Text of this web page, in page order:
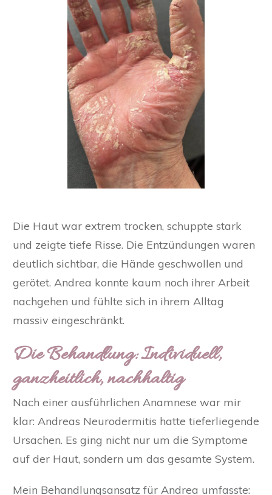
Die Haut war extrem trocken, schuppte stark
und zeigte tiefe Risse. Die Entzündungen waren
deutlich sichtbar, die Hände geschwollen und
gerötet. Andrea konnte kaum noch ihrer Arbeit
nachgehen und fühlte sich in ihrem Alltag
massiv eingeschränkt.
Die Behandlung: Individuell,
ganzheitlich, nachhaltig
Nach einer ausführlichen Anamnese war mir
klar: Andreas Neurodermitis hatte tieferliegende
Ursachen. Es ging nicht nur um die Symptome
auf der Haut, sondern um das gesamte System.
Mein Behandlungsansatz für Andrea umfasste: